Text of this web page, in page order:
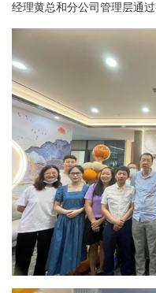
经理黄总和分公司管理层通过